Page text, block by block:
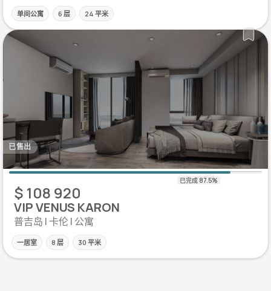
单间公寓 6 层 24 平米
已售出
$ 108 920
VIP VENUS KARON
普吉岛 | 卡伦 | 公寓
一居室 8 层 30 平米